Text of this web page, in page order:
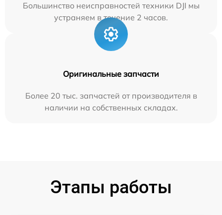
Большинство неисправностей техники DJI мы
устраняем в течение 2 часов.
Оригинальные запчасти
Более 20 тыс. запчастей от производителя в
наличии на собственных складах.
Этапы работы